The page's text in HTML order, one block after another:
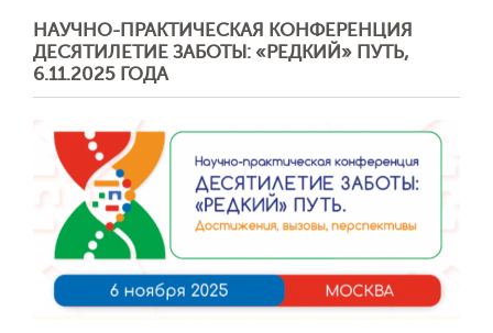
НАУЧНО-ПРАКТИЧЕСКАЯ КОНФЕРЕНЦИЯ
ДЕСЯТИЛЕТИЕ ЗАБОТЫ: «РЕДКИЙ» ПУТЬ,
6.11.2025 ГОДА
Отправить